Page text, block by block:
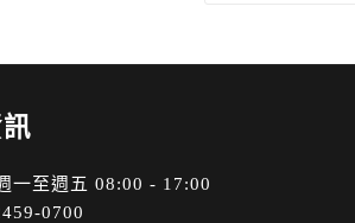
一至週五 08:00 - 17:00
0700